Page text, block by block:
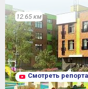
12.65 км
Смотреть